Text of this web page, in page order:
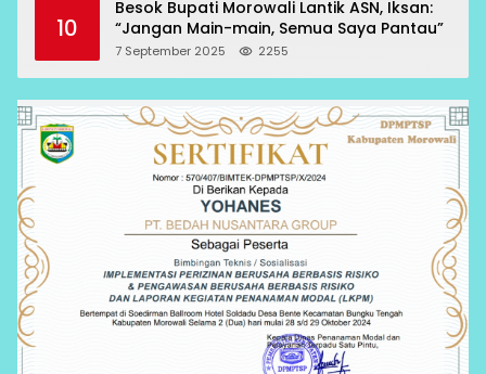
10
Besok Bupati Morowali Lantik ASN, Iksan:
“Jangan Main-main, Semua Saya Pantau”
7 September 2025 2255